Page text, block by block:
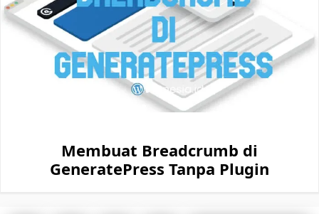
Membuat Breadcrumb di
GeneratePress Tanpa Plugin